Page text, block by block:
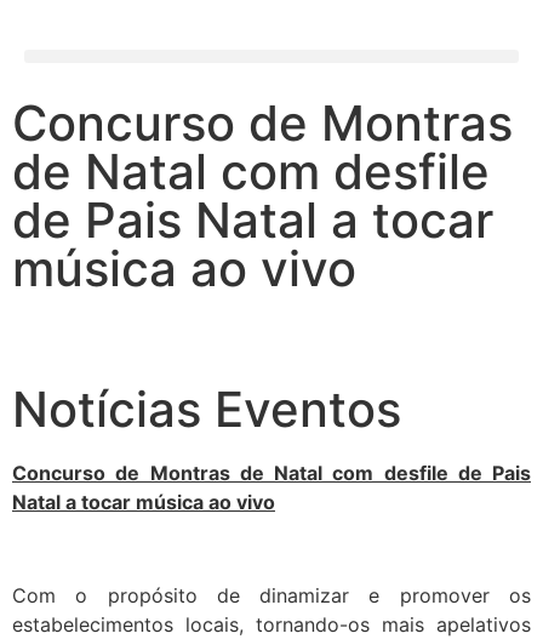
Concurso de Montras
de Natal com desfile
de Pais Natal a tocar
música ao vivo
Notícias Eventos
Concurso de Montras de Natal com desfile de Pais
Natal a tocar música ao vivo
Com o propósito de dinamizar e promover os
estabelecimentos locais, tornando-os mais apelativos